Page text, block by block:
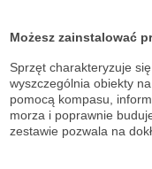
Możesz zainstalować
Sprzęt charakteryzuje
wyszczególnia obiekty
pomocą kompasu,
morza i poprawnie
zestawie pozwala na